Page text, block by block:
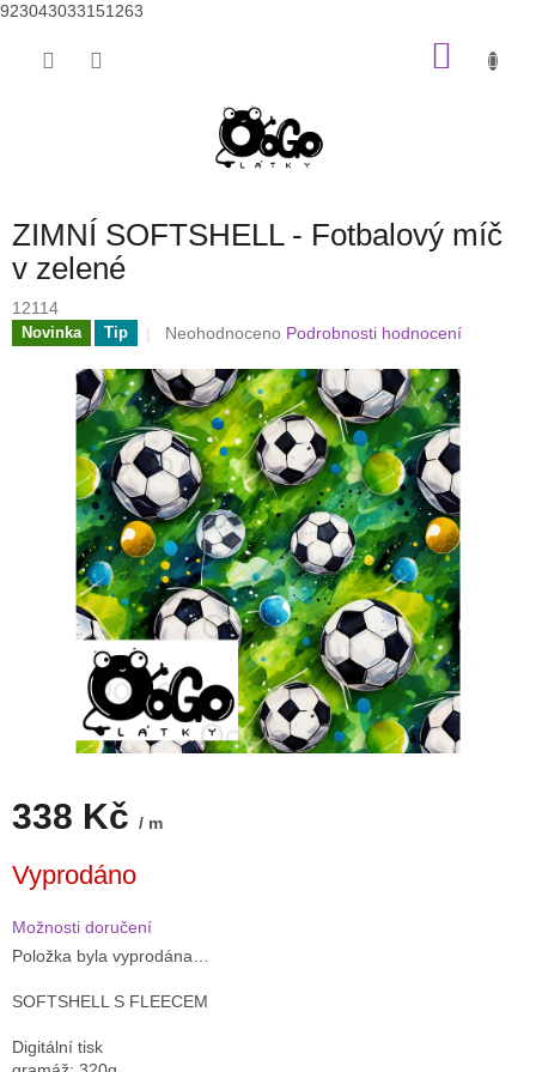
923043033151263
ZIMNÍ SOFTSHELL - Fotbalový míč
v zelené
12114
Novinka Tip
Průměrné
produktu
je
0,0
z
5
hvězdiček.
Neohodnoceno Podrobnosti hodnocení
338 Kč / m
cena:
Vyprodáno
Možnosti doručení
Položka byla vyprodána…
SOFTSHELL S FLEECEM
Digitální tisk